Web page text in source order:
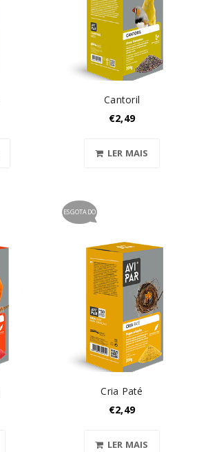
Cantoril
€2,49
LER MAIS
ESGOTADO
Cria Paté
€2,49
LER MAIS